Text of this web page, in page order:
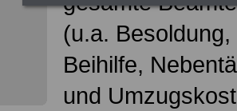
(u.a.
Beihilfe,
und